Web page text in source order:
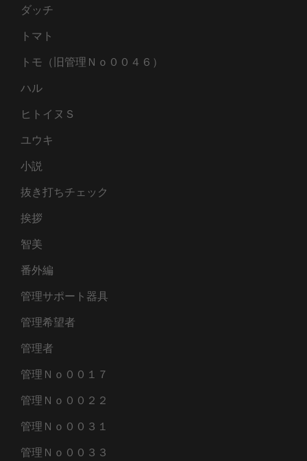
ダッチ
トマト
トモ（旧管理Ｎｏ００４６）
ハル
ヒトイヌＳ
ユウキ
小説
抜き打ちチェック
挨拶
智美
番外編
管理サポート器具
管理希望者
管理者
管理Ｎｏ００１７
管理Ｎｏ００２２
管理Ｎｏ００３１
管理Ｎｏ００３３